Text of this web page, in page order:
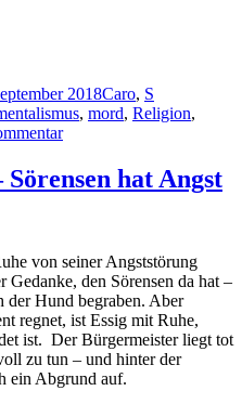
2018Caro, S
, mord, Religion,
zu
Stricker
Feuer
hat Angst
von seiner Angststörung
den Sörensen da hat –
Hund begraben. Aber
regnet, ist Essig mit Ruhe,
ist. Der Bürgermeister liegt tot
zu tun – und hinter der
ein Abgrund auf.